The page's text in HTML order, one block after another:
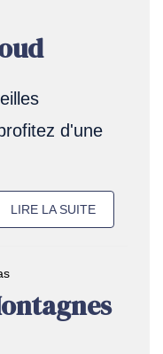
d'une
LIRE LA SUITE